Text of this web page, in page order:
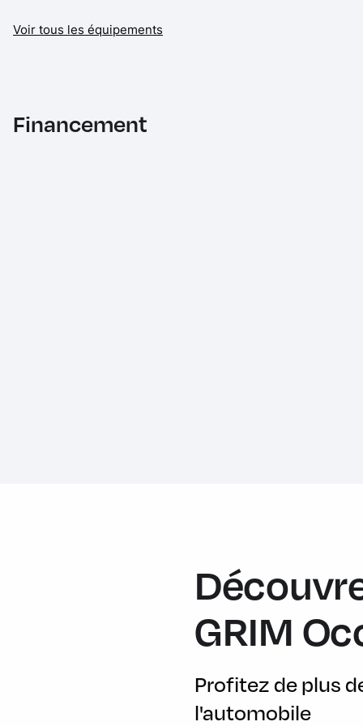
Volant en cuir 3 branches réglable en hauteur et en
Autoradio MINI Visual Boost avec ecran couleur 8,8'' tactile
Baguettes de seuil de porte avec inscription de la
Banquette AR 2 places rabattable 60/40
Boîte de vitesses 7 rapports à double embrayage
Voir tous les équipements
Financement
GRIM
Profitez de plus
l'automobile